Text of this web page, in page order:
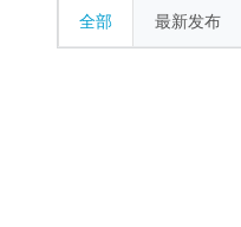
全部 最新发布